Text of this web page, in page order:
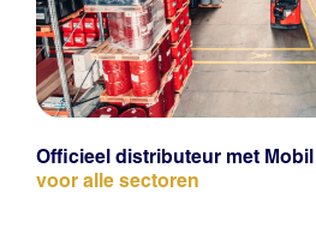
Officieel distributeur met
voor alle sectoren